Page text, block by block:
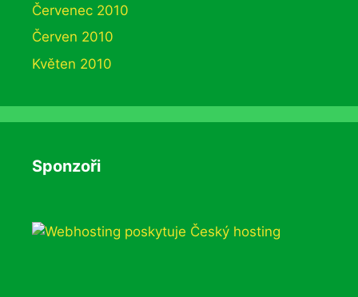
Červenec 2010
Červen 2010
Květen 2010
Sponzoři